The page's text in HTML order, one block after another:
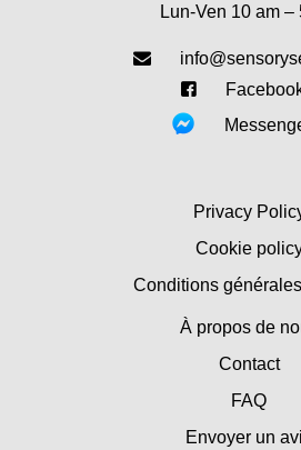
Lun-Ven 10 am –
Privacy
Cookie
Conditions
À propos de
Contact
FAQ
Envoyer un